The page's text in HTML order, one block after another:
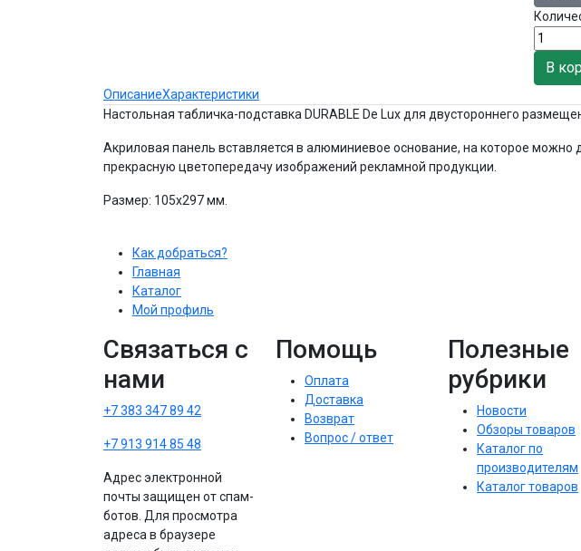
ОписаниеХарактеристики
Настольная табличка-подставка DURABLE De Lux для двустороннего
Акриловая панель вставляется в алюминиевое основание, на которое можно
прекрасную цветопередачу изображений рекламной продукции.
Размер: 105х297 мм.
Как добраться?
Главная
Каталог
Мой профиль
Связаться с
нами
+7 383 347 89 42
+7 913 914 85 48
Адрес электронной
почты защищен от спам-
ботов. Для просмотра
адреса в браузере
Помощь
Оплата
Доставка
Возврат
Вопрос / ответ
Полезные
рубрики
Новости
Обзоры товаров
Каталог по
производителям
Каталог товаров